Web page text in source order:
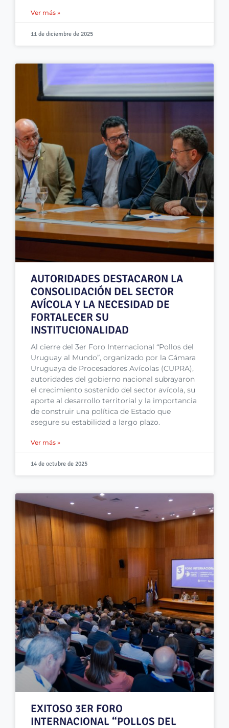
Ver más »
11 de diciembre de 2025
AUTORIDADES DESTACARON LA
CONSOLIDACIÓN DEL SECTOR
AVÍCOLA Y LA NECESIDAD DE
FORTALECER SU
INSTITUCIONALIDAD
Al cierre del 3er Foro Internacional “Pollos del
Uruguay al Mundo”, organizado por la Cámara
Uruguaya de Procesadores Avícolas (CUPRA),
autoridades del gobierno nacional subrayaron
el crecimiento sostenido del sector avícola, su
aporte al desarrollo territorial y la importancia
de construir una política de Estado que
asegure su estabilidad a largo plazo.
Ver más »
14 de octubre de 2025
EXITOSO 3ER FORO
INTERNACIONAL “POLLOS DEL